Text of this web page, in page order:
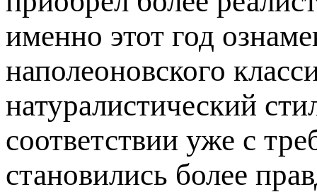
именно этот год
наполеоновского
натуралистический
соответствии уже с
становились более